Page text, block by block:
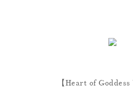
【Heart of